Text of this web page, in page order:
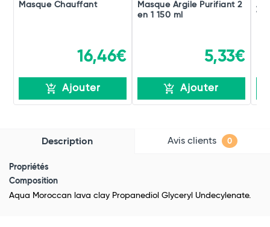
Masque Chauffant
16,46€
Ajouter
Masque Argile Purifiant 2
en 1 150 ml
5,33€
Ajouter
Description Avis clients 0
Propriétés
Composition
Aqua Moroccan lava clay Propanediol Glyceryl Undecylenate.